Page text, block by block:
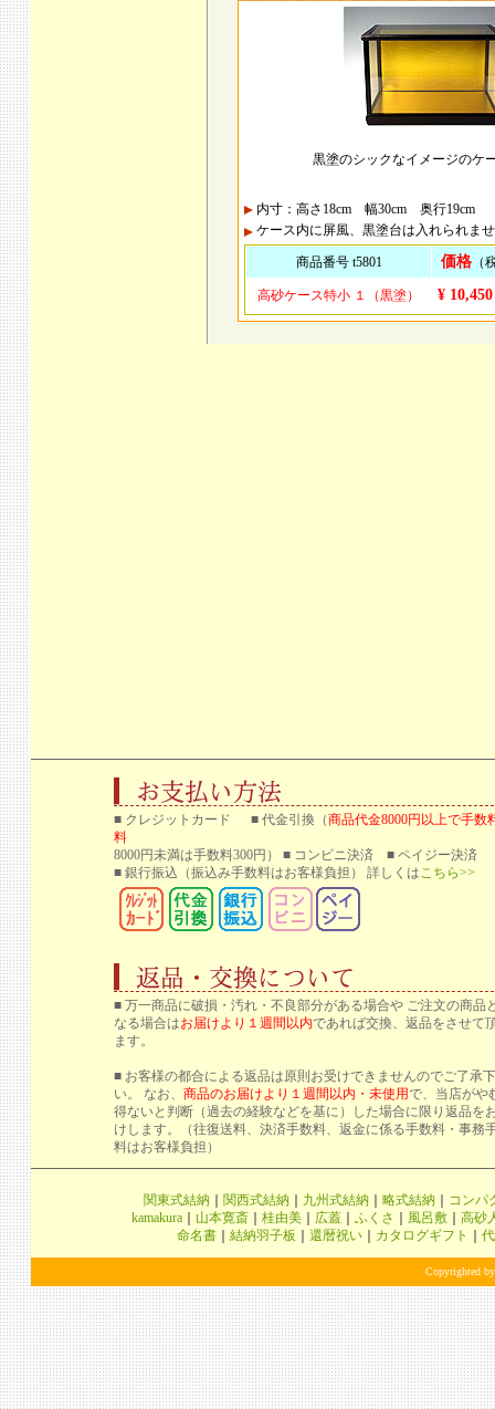
黒塗のシックなイメージのケ
内寸：高さ18cm 幅30cm 奥行19cm
ケース内に屏風、黒塗台は入れられま
商品番号 t5801 価格 （
高砂ケース特小 １（黒塗） ¥ 10,450
■ クレジットカード ■ 代金引換（商品代金8000円以上で手数
料
8000円未満は手数料300円） ■ コンビニ決済 ■ ペイジー決済
■ 銀行振込 （振込み手数料はお客様負担） 詳しくはこちら>>
■ 万一商品に破損・汚れ・不良部分がある場合や ご注文の商品
なる場合はお届けより１週間以内であれば交換、返品をさせて
ます。
■ お客様の都合による返品は原則お受けできませんのでご了承
い。 なお、 商品のお届けより１週間以内・未使用で、当店がや
得ないと判断（過去の経験などを基に）した場合に限り返品を
けします。（往復送料、決済手数料、返金に係る手数料・事務
料はお客様負担）
関東式結納 関西式結納 九州式結納 略式結納
コンパ
kamakura
山本寛斎 桂由美 広蓋 ふくさ 風呂敷
高砂
命名書
結納羽子板 還暦祝い カタログギフト
Copyrighted